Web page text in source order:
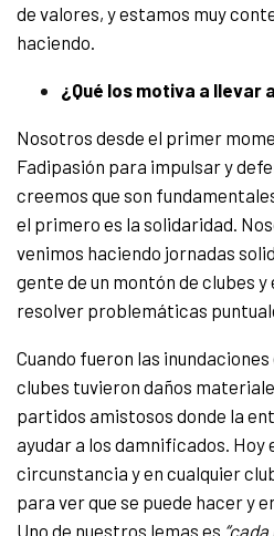
de valores, y estamos muy
haciendo.
¿Qué los motiva a llevar
Nosotros desde el primer
Fadipasión para impulsar y
creemos que son
el primero es la solidaridad.
venimos haciendo jornadas
gente de un montón de clubes y
resolver problemáticas
Cuando fueron las
clubes tuvieron daños
partidos amistosos donde la
ayudar a los damnificados. Hoy
circunstancia y en cualquier
para ver que se puede hacer y
Uno de nuestros lemas es